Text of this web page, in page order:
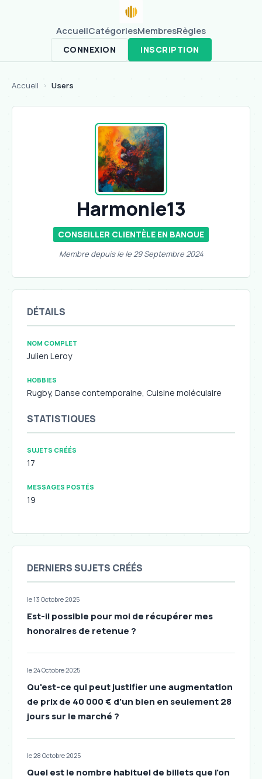
AccueilCatégoriesMembresRègles
CONNEXION INSCRIPTION
Accueil > Users
Harmonie13
CONSEILLER CLIENTÈLE EN BANQUE
Membre depuis le le 29 Septembre 2024
DÉTAILS
NOM COMPLET
Julien Leroy
HOBBIES
Rugby, Danse contemporaine, Cuisine moléculaire
STATISTIQUES
SUJETS CRÉÉS
17
MESSAGES POSTÉS
19
DERNIERS SUJETS CRÉÉS
le 13 Octobre 2025
Est-il possible pour moi de récupérer mes
honoraires de retenue ?
le 24 Octobre 2025
Qu'est-ce qui peut justifier une augmentation
de prix de 40 000 € d'un bien en seulement 28
jours sur le marché ?
le 28 Octobre 2025
Quel est le nombre habituel de billets que l'on